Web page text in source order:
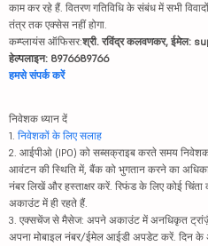
काम कर रहे हैं. वितरण गतिविधि के संबंध में सभी
तंत्र तक एक्सेस नहीं होगा.
कम्प्लायंस ऑफिसर:श्री. रविंद्र कलवणकर, ईमेल:
हेल्पलाइन: 8976689766
हमसे संपर्क करें
निवेशक ध्यान दें
1. निवेशकों के लिए सलाह
2. आईपीओ (IPO) को सब्सक्राइब करते समय
आवंटन की स्थिति में, बैंक को भुगतान करने का
नंबर लिखें और हस्ताक्षर करें. रिफंड के लिए कोई
अकाउंट में ही रहते हैं.
3. एक्सचेंज से मैसेज: अपने अकाउंट में अनधिकृत
अपना मोबाइल नंबर/ईमेल आईडी अपडेट करें. दिन